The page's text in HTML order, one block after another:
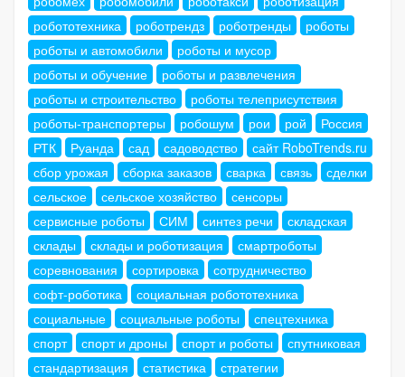
робототехника
роботрендз роботренды
роботы
роботы и автомобили
роботы и мусор
роботы и обучение
роботы и развлечения
роботы и строительство
роботы телеприсутствия
роботы-транспортеры
робошум рои рой
Россия
РТК
Руанда сад садоводство
сайт RoboTrends.ru
сбор урожая
сборка заказов сварка связь
сделки
сельское
сельское хозяйство
сенсоры
сервисные роботы
СИМ синтез речи
складская
склады
склады и роботизация
смартроботы
соревнования
сортировка
сотрудничество
софт-роботика
социальная робототехника
социальные
социальные роботы
спецтехника
спорт
спорт и дроны спорт и роботы
спутниковая
стандартизация
статистика
стратегии